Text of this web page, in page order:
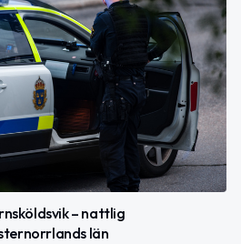
– nattlig
län